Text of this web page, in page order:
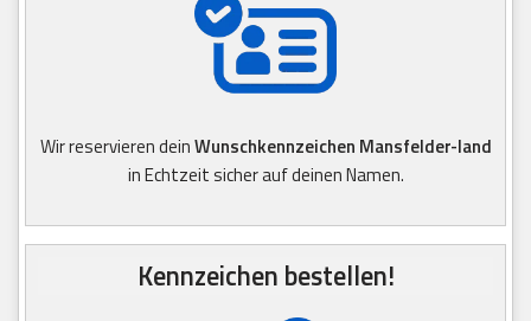
Wir reservieren deinWunschkennzeichen Mansfelder-land
in Echtzeit sicher auf deinen Namen.
Kennzeichen bestellen!